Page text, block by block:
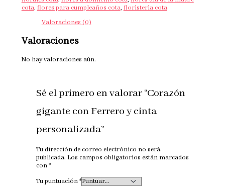
cota, flores para cumpleaños cota, floristeria cota
Valoraciones (0)
Valoraciones
No hay valoraciones aún.
Sé el primero en valorar “Corazón
gigante con Ferrero y cinta
personalizada”
Tu dirección de correo electrónico no será
publicada. Los campos obligatorios están marcados
con*
Tu puntuación*